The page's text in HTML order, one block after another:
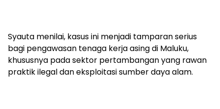
Syauta menilai, kasus ini menjadi tamparan serius
bagi pengawasan tenaga kerja asing di Maluku,
khususnya pada sektor pertambangan yang rawan
praktik ilegal dan eksploitasi sumber daya alam.